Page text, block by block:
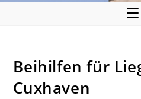
Beihilfen für
Cuxhaven